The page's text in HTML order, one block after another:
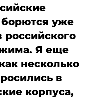
уже
российского
Я еще
несколько
в
корпуса,